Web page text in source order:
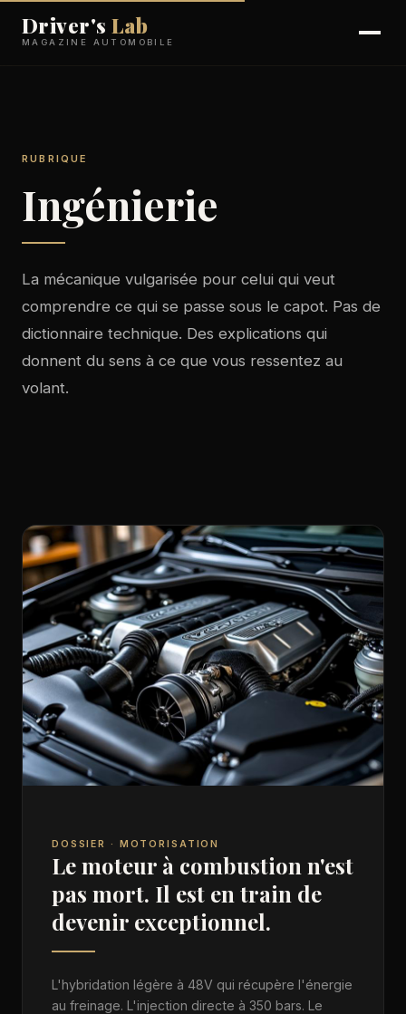
Driver'sLab
MAGAZINE AUTOMOBILE
RUBRIQUE
Ingénierie
La mécanique vulgarisée pour celui qui veut
comprendre ce qui se passe sous le capot. Pas de
dictionnaire technique. Des explications qui
donnent du sens à ce que vous ressentez au
volant.
DOSSIER · MOTORISATION
Le moteur à combustion n'est
pas mort. Il est en train de
devenir exceptionnel.
L'hybridation légère à 48V qui récupère l'énergie
au freinage. L'injection directe à 350 bars. Le